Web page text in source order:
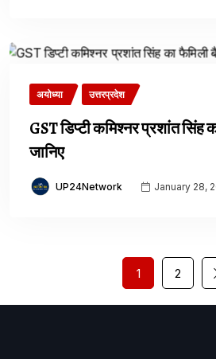
अयोध्या उत्तरप्रदेश
GST डिप्टी कमिश्नर प्रशांत
जानिए
UP24Network January 28,
1 2